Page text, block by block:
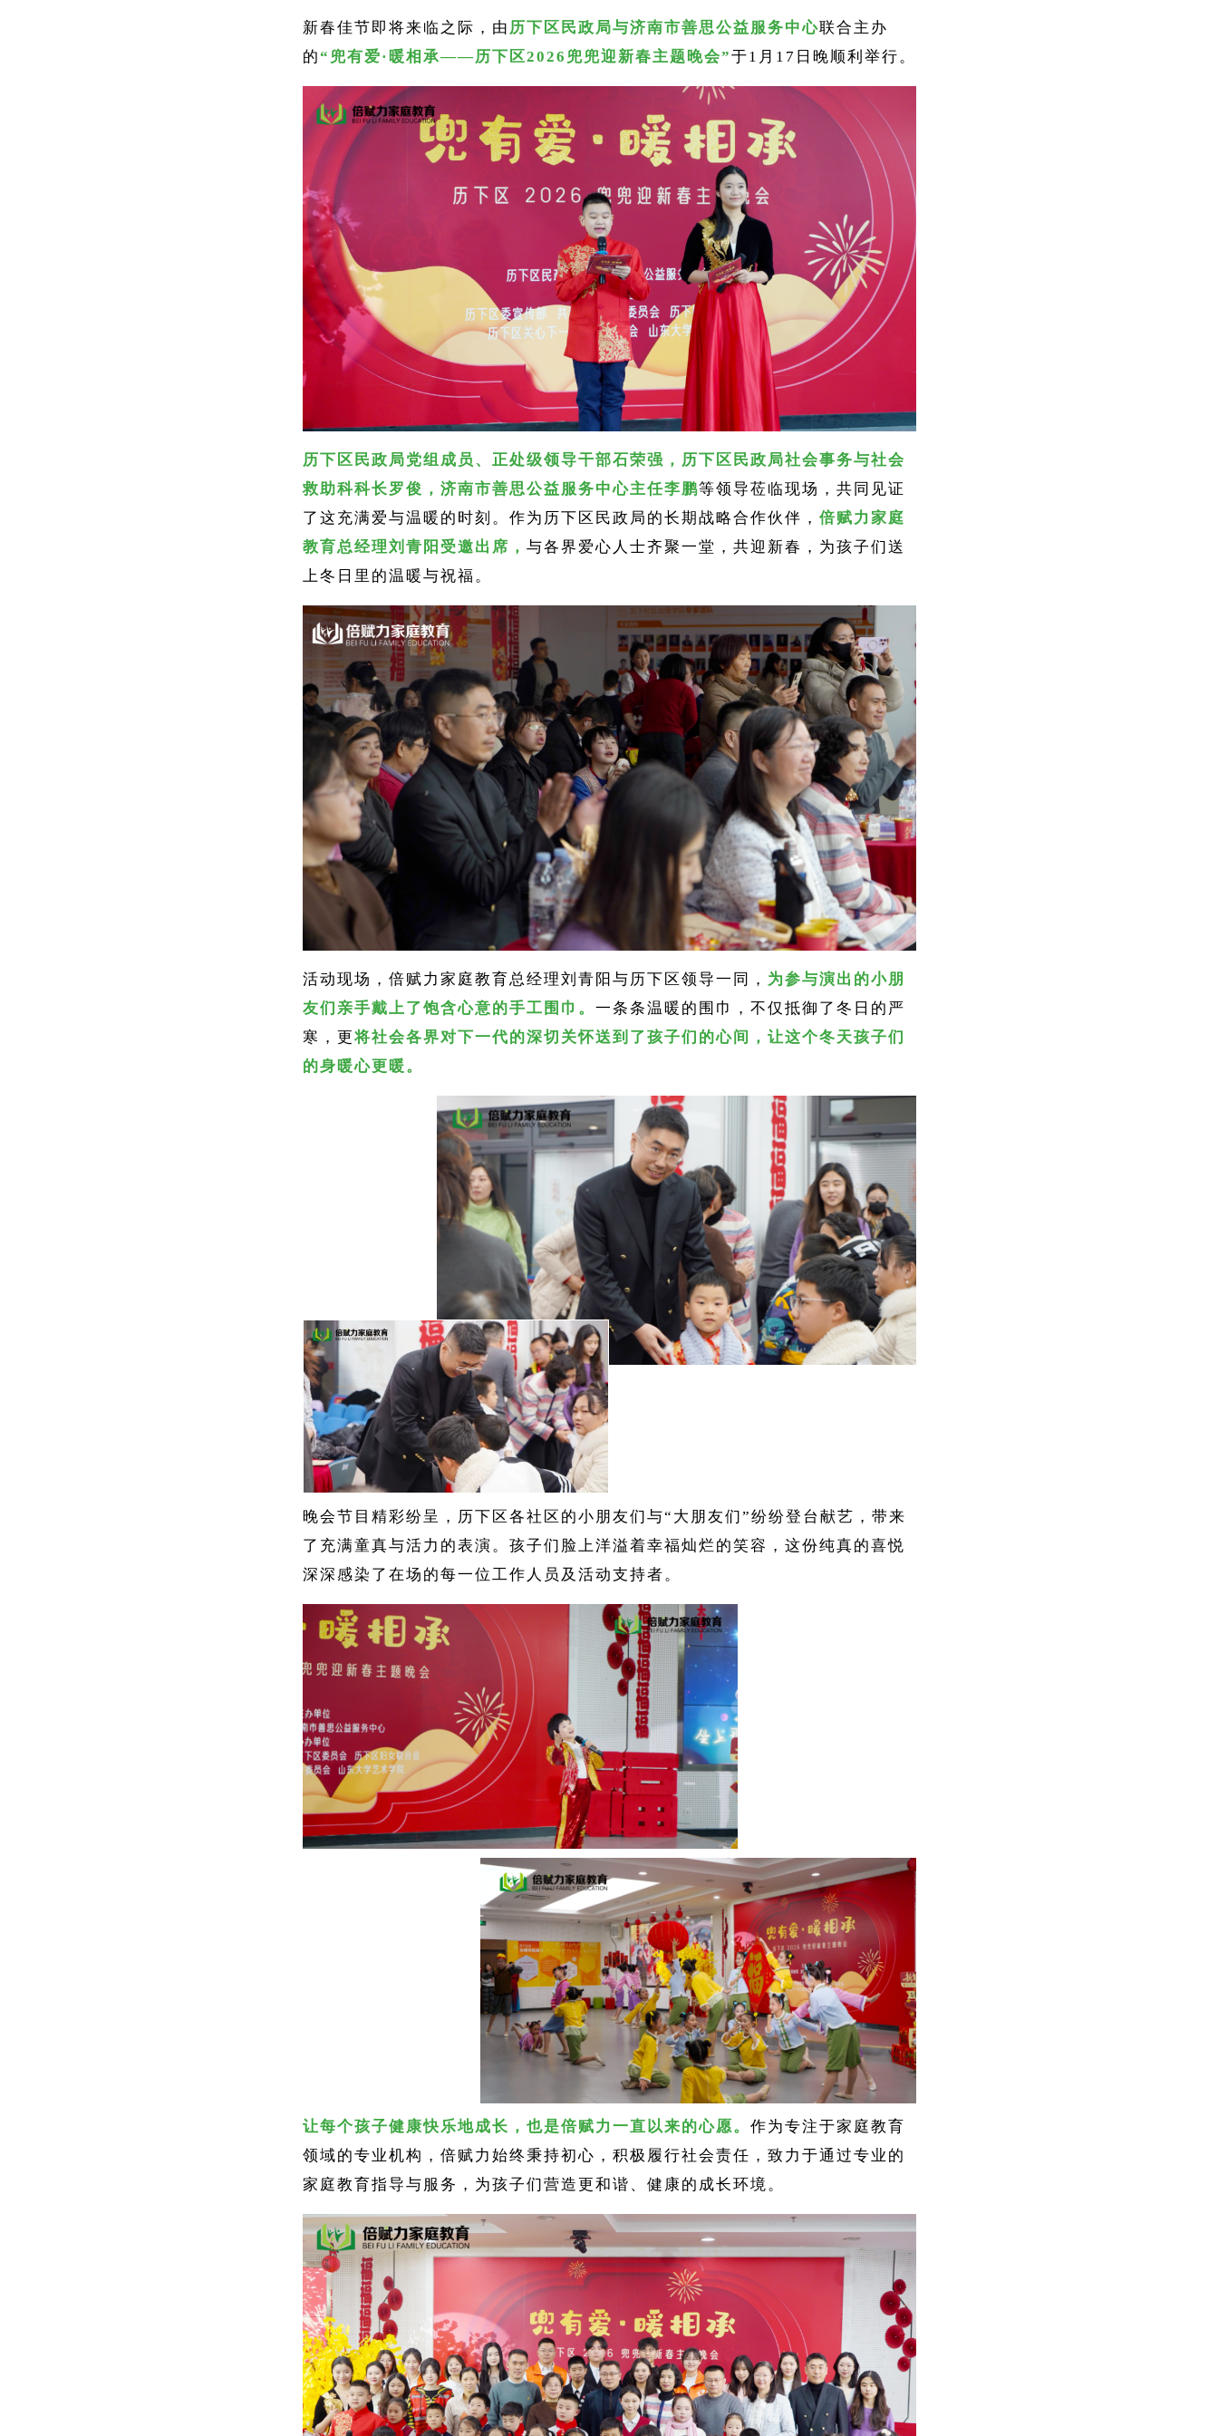
新春佳节即将来临之际，由 历下区民政局与济南市善思公益服务中心联合主办
的“兜有爱·暖相承——历下区2026兜兜迎新春主题晚会”于1月17日晚顺利举行。
历下区民政局党组成员、正处级领导干部石荣强，历下区民政局社会事务与社会
救助科科长罗俊，济南市善思公益服务中心主任李鹏等领导莅临现场，共同见证
了这充满爱与温暖的时刻。作为历下区民政局的长期战略合作伙伴， 倍赋力家庭
教育总经理刘青阳受邀出席， 与各界爱心人士齐聚一堂，共迎新春，为孩子们送
上冬日里的温暖与祝福。
活动现场，倍赋力家庭教育总经理刘青阳与历下区领导一同， 为参与演出的小朋
友们亲手戴上了饱含心意的手工围巾。 一条条温暖的围巾，不仅抵御了冬日的严
寒，更将社会各界对下一代的深切关怀送到了孩子们的心间，让这个冬天孩子们
的身暖心更暖。
晚会节目精彩纷呈，历下区各社区的小朋友们与“大朋友们”纷纷登台献艺，带来
了充满童真与活力的表演。孩子们脸上洋溢着幸福灿烂的笑容，这份纯真的喜悦
深深感染了在场的每一位工作人员及活动支持者。
让每个孩子健康快乐地成长，也是倍赋力一直以来的心愿。 作为专注于家庭教育
领域的专业机构，倍赋力始终秉持初心，积极履行社会责任，致力于通过专业的
家庭教育指导与服务，为孩子们营造更和谐、健康的成长环境。